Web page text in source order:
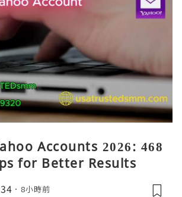
Accounts 2026: 468
for Better Results
8小時前